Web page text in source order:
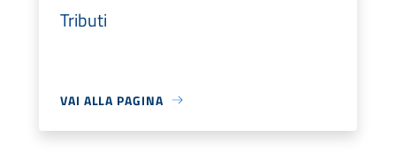
Tributi
VAI ALLA PAGINA